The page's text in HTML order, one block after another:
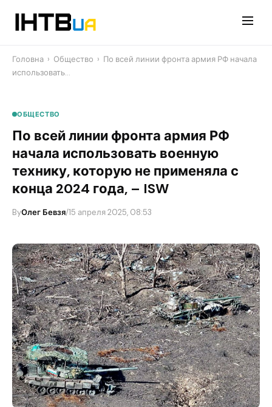
Головна › Общество › ​По всей линии фронта армия РФ начала
использовать…
ОБЩЕСТВО
​По всей линии фронта армия РФ
начала использовать военную
технику, которую не применяла с
конца 2024 года, – ISW
ByОлег Бевзя/15 апреля 2025, 08:53